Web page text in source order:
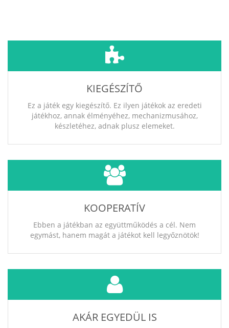
KIEGÉSZÍTŐ
Ez a játék egy kiegészítő. Ez ilyen játékok az eredeti
játékhoz, annak élményéhez, mechanizmusához,
készletéhez, adnak plusz elemeket.
KOOPERATÍV
Ebben a játékban az együttműködés a cél. Nem
egymást, hanem magát a játékot kell legyőznötök!
AKÁR EGYEDÜL IS